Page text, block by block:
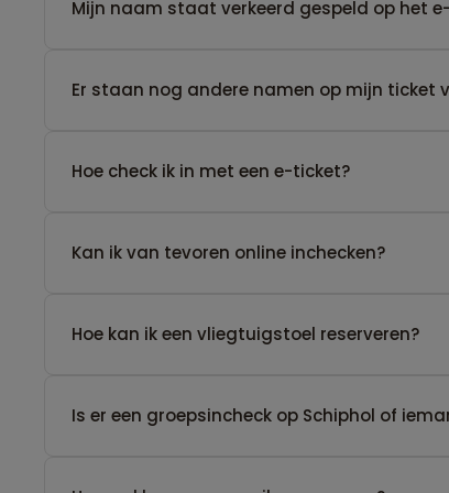
Mijn naam staat verkeerd gespeld op het
Er staan nog andere namen op mijn ticket
Hoe check ik in met een e-ticket?
Kan ik van tevoren online inchecken?
Hoe kan ik een vliegtuigstoel reserveren?
Is er een groepsincheck op Schiphol of